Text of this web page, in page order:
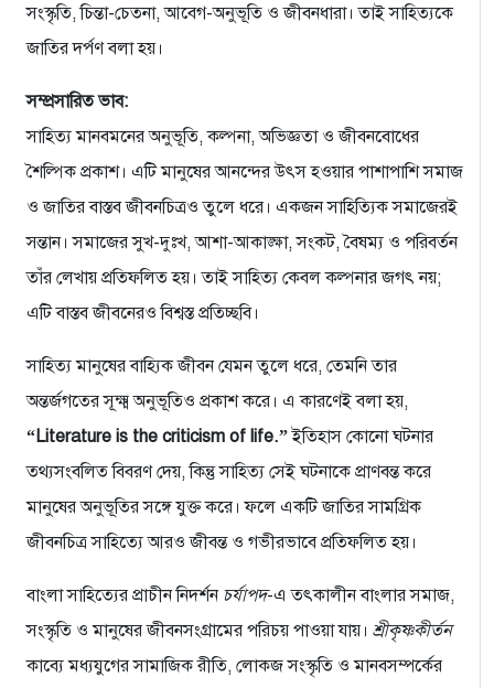
সংস্কৃতি, চিন্তা-চেতনা, আবেগ-অনুভূতি ও জীবনধারা। তাই সাহিত্যকে
জাতির দর্পণ বলা হয়।
সম্প্রসারিত ভাব:
সাহিত্য মানবমনের অনুভূতি, কল্পনা, অভিজ্ঞতা ও জীবনবোধের
শৈল্পিক প্রকাশ। এটি মানুষের আনন্দের উৎস হওয়ার পাশাপাশি সমাজ
ও জাতির বাস্তব জীবনচিত্রও তুলে ধরে। একজন সাহিত্যিক সমাজেরই
সন্তান। সমাজের সুখ-দুঃখ, আশা-আকাঙ্ক্ষা, সংকট, বৈষম্য ও পরিবর্তন
তাঁর লেখায় প্রতিফলিত হয়। তাই সাহিত্য কেবল কল্পনার জগৎ নয়;
এটি বাস্তব জীবনেরও বিশ্বস্ত প্রতিচ্ছবি।
সাহিত্য মানুষের বাহ্যিক জীবন যেমন তুলে ধরে, তেমনি তার
অন্তর্জগতের সূক্ষ্ম অনুভূতিও প্রকাশ করে। এ কারণেই বলা হয়,
“Literature is the criticism of life.”ইতিহাস কোনো ঘটনার
তথ্যসংবলিত বিবরণ দেয়, কিন্তু সাহিত্য সেই ঘটনাকে প্রাণবন্ত করে
মানুষের অনুভূতির সঙ্গে যুক্ত করে। ফলে একটি জাতির সামগ্রিক
জীবনচিত্র সাহিত্যে আরও জীবন্ত ও গভীরভাবে প্রতিফলিত হয়।
বাংলা সাহিত্যের প্রাচীন নিদর্শন চর্যাপদ-এ তৎকালীন বাংলার সমাজ,
সংস্কৃতি ও মানুষের জীবনসংগ্রামের পরিচয় পাওয়া যায়। শ্রীকৃষ্ণকীর্তন
কাব্যে মধ্যযুগের সামাজিক রীতি, লোকজ সংস্কৃতি ও মানবসম্পর্কের